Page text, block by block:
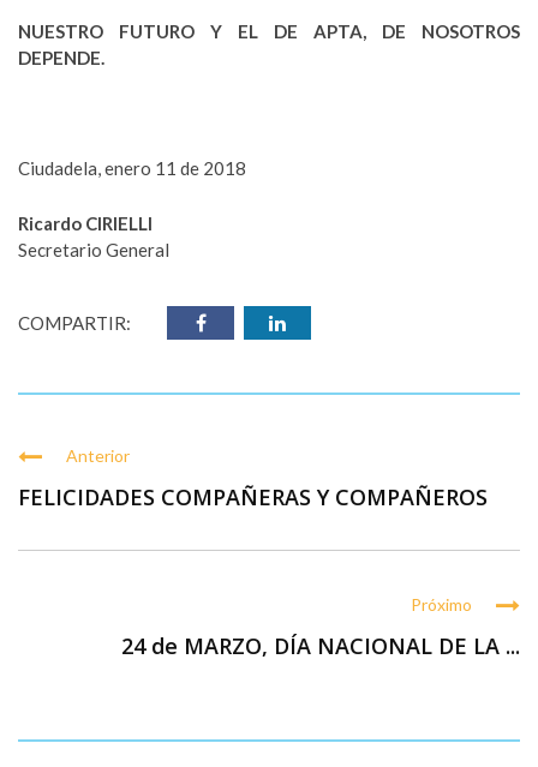
NUESTRO FUTURO Y EL DE APTA, DE NOSOTROS
DEPENDE.
Ciudadela, enero 11 de 2018
Ricardo CIRIELLI
Secretario General
COMPARTIR:
Anterior
FELICIDADES COMPAÑERAS Y COMPAÑEROS
Próximo
24 de MARZO, DÍA NACIONAL DE LA ...